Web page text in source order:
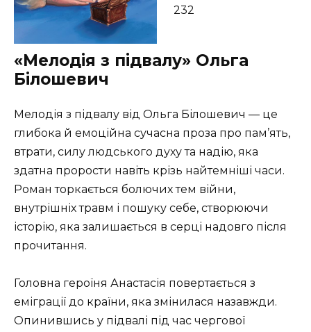
232
«Мелодія з підвалу» Ольга
Білошевич
Мелодія з підвалу від Ольга Білошевич — це
глибока й емоційна сучасна проза про пам’ять,
втрати, силу людського духу та надію, яка
здатна прорости навіть крізь найтемніші часи.
Роман торкається болючих тем війни,
внутрішніх травм і пошуку себе, створюючи
історію, яка залишається в серці надовго після
прочитання.
Головна героїня Анастасія повертається з
еміграції до країни, яка змінилася назавжди.
Опинившись у підвалі під час чергової